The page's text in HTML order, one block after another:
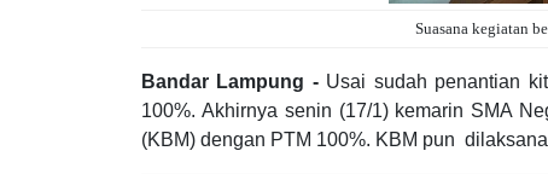
Suasana kegiatan
Bandar Lampung -Usai sudah penantian
100%. Akhirnya senin (17/1) kemarin SMA
(KBM) dengan PTM 100%. KBM pun